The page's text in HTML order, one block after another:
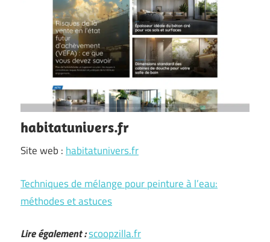
habitatunivers.fr
Site web : habitatunivers.fr
Techniques de mélange pour peinture à l’eau:
méthodes et astuces
Lire également :scoopzilla.fr